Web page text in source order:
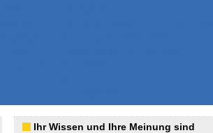
Ihr Wissen und Ihre Meinung sind